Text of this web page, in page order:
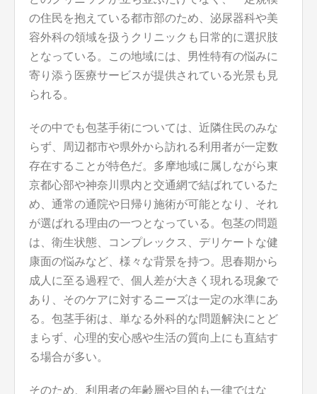
の住民を抱えている都市部のため、泌尿器科や美
容外科の領域を扱うクリニックも日常的に選択肢
となっている。この地域には、男性特有の悩みに
寄り添う医療サービスが提供されている光景も見
られる。
その中でも包茎手術については、近隣住民のみな
らず、周辺都市や県外から訪れる利用者が一定数
存在することが特色だ。多摩地域に属しながら東
京都心部や神奈川県内と交通網で結ばれているた
め、通常の通院や日帰り施術が可能となり、それ
が選ばれる理由の一つとなっている。包茎の問題
は、衛生状態、コンプレックス、デリケートな健
康面の悩みなど、様々な背景を持つ。思春期から
成人に至る過程で、個人差が大きく現れる現象で
あり、そのケアに対するニーズは一定の水準にあ
る。包茎手術は、単なる外科的な問題解決にとど
まらず、心理的安心感や生活の質向上にも直結す
る場合が多い。
そのため、利用者の年齢層や目的も一律ではな